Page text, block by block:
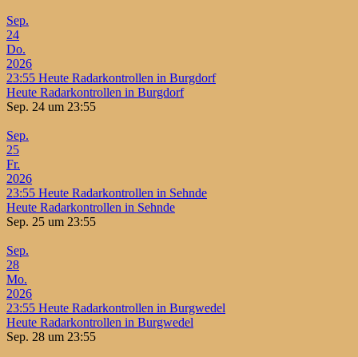
Sep.
24
Do.
2026
23:55 Heute Radarkontrollen in Burgdorf
Heute Radarkontrollen in Burgdorf
Sep. 24 um 23:55
Sep.
25
Fr.
2026
23:55 Heute Radarkontrollen in Sehnde
Heute Radarkontrollen in Sehnde
Sep. 25 um 23:55
Sep.
28
Mo.
2026
23:55 Heute Radarkontrollen in Burgwedel
Heute Radarkontrollen in Burgwedel
Sep. 28 um 23:55